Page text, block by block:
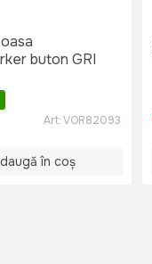
buton GRI
Art:VOR82093
în coș